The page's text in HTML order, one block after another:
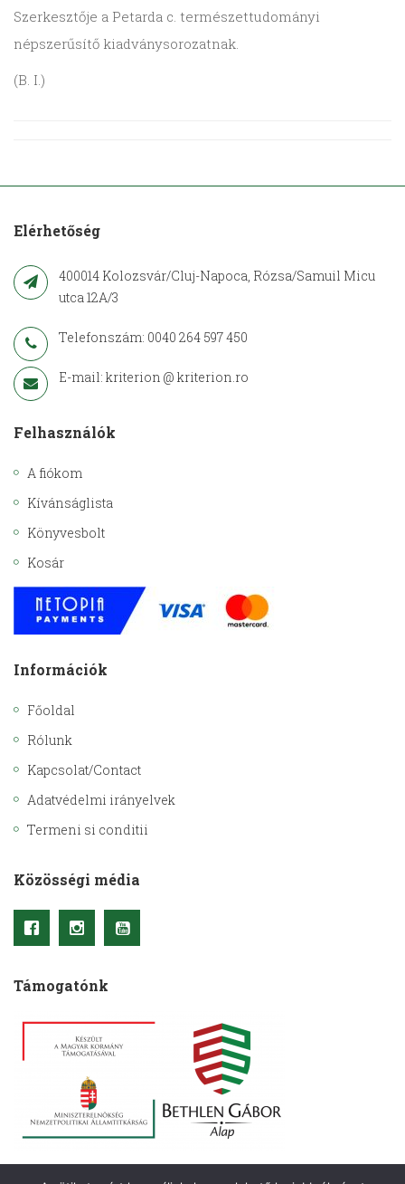
Szerkesztője a Petarda c. természettudományi
népszerűsítő kiadványsorozatnak.
(B. I.)
Elérhetőség
400014 Kolozsvár/Cluj-Napoca, Rózsa/Samuil Micu
utca 12A/3
Telefonszám: 0040 264 597 450
E-mail: kriterion @ kriterion.ro
Felhasználók
A fiókom
Kívánságlista
Könyvesbolt
Kosár
Információk
Főoldal
Rólunk
Kapcsolat/Contact
Adatvédelmi irányelvek
Termeni si conditii
Közösségi média
Támogatónk